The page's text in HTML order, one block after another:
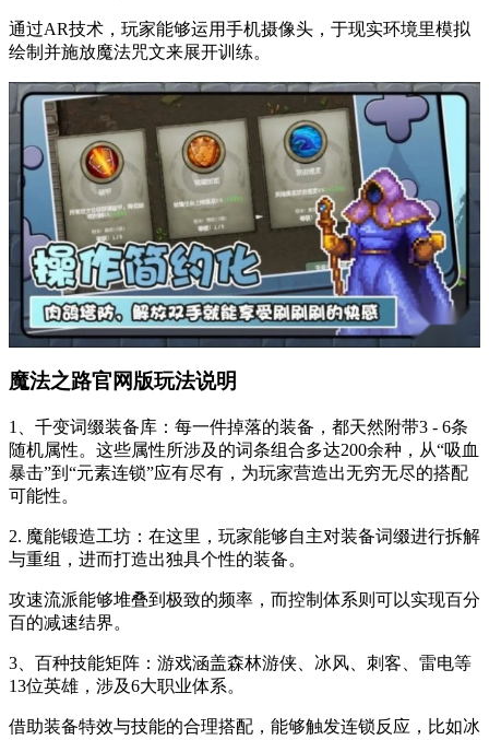
通过AR技术，玩家能够运用手机摄像头，于现实环境里模拟
绘制并施放魔法咒文来展开训练。
魔法之路官网版玩法说明
1、千变词缀装备库：每一件掉落的装备，都天然附带3 - 6条
随机属性。这些属性所涉及的词条组合多达200余种，从“吸血
暴击”到“元素连锁”应有尽有，为玩家营造出无穷无尽的搭配
可能性。
2. 魔能锻造工坊：在这里，玩家能够自主对装备词缀进行拆解
与重组，进而打造出独具个性的装备。
攻速流派能够堆叠到极致的频率，而控制体系则可以实现百分
百的减速结界。
3、百种技能矩阵：游戏涵盖森林游侠、冰风、刺客、雷电等
13位英雄，涉及6大职业体系。
借助装备特效与技能的合理搭配，能够触发连锁反应，比如冰